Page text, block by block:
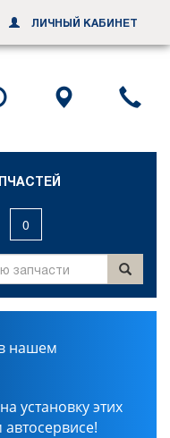
0
нашем
на установку этих
ЛИЧНЫЙ КАБИНЕТ
Посмотреть
график схему